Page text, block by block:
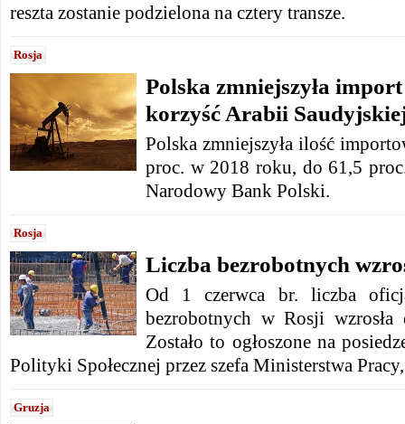
reszta zostanie podzielona na cztery transze.
Rosja
Polska zmniejszyła
korzyść Arabii
Polska zmniejszyła ilość
proc. w 2018 roku, do 61,5
Narodowy Bank Polski.
Rosja
Liczba bezrobotnych
Od 1 czerwca br. liczba
bezrobotnych w Rosji
Zostało to ogłoszone na
Polityki Społecznej przez szefa Ministerstwa
Gruzja